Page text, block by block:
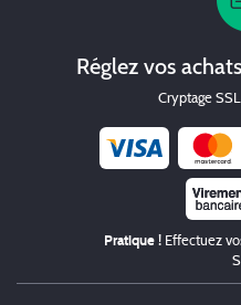
Réglez vos
Cryptage
Pratique ! Effectuez